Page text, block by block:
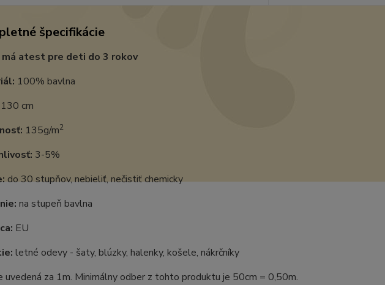
špecifikácie
atest pre deti do 3 rokov
100% bavlna
130 cm
135g/m2
3-5%
do 30 stupňov, nebieliť, nečistiť chemicky
na stupeň bavlna
EU
letné odevy - šaty, blúzky, halenky, košele, nákrčníky
uvedená za 1m. Minimálny odber z tohto produktu je 50cm = 0,50m.